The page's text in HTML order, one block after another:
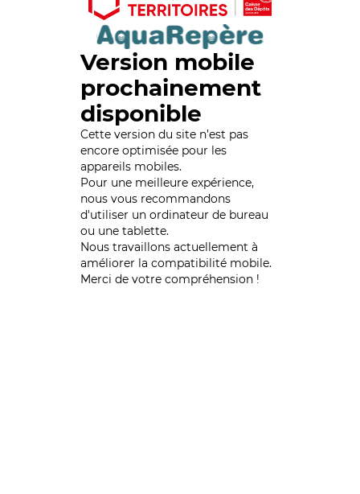
Version mobile
prochainement
disponible
Cette version du site n’est pas
encore optimisée pour les
appareils mobiles.
Pour une meilleure expérience,
nous vous recommandons
d'utiliser un ordinateur de bureau
ou une tablette.
Nous travaillons actuellement à
améliorer la compatibilité mobile.
Merci de votre compréhension !